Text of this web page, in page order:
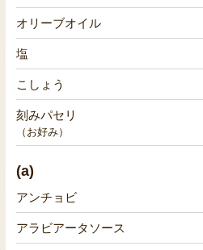
オリーブオイル
塩
こしょう
刻みパセリ
（お好み）
(a)
アンチョビ
アラビアータソース